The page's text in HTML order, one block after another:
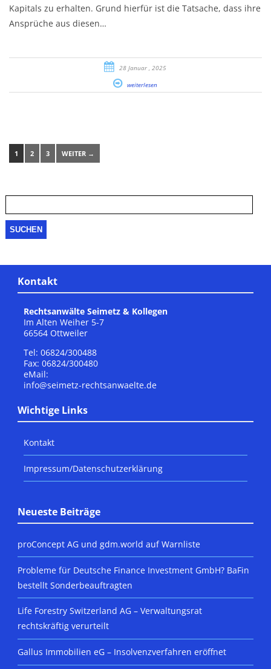
Kapitals zu erhalten. Grund hierfür ist die Tatsache, dass ihre
Ansprüche aus diesen…
28 Januar , 2025
weiterlesen
1 2 3 WEITER →
nach:
Kontakt
Rechtsanwälte Seimetz & Kollegen
Im Alten Weiher 5-7
66564 Ottweiler
Tel: 06824/300488
Fax: 06824/300480
eMail:
info@seimetz-rechtsanwaelte.de
Wichtige Links
Kontakt
Impressum/Datenschutzerklärung
Neueste Beiträge
proConcept AG und gdm.world auf Warnliste
Probleme für Deutsche Finance Investment GmbH? BaFin
bestellt Sonderbeauftragten
Life Forestry Switzerland AG – Verwaltungsrat
rechtskräftig verurteilt
Gallus Immobilien eG – Insolvenzverfahren eröffnet